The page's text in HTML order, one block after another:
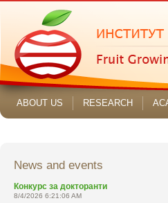
ABOUT US RESEARCH
News and events
Конкурс за докторанти
8/4/2026 6:21:06 AM